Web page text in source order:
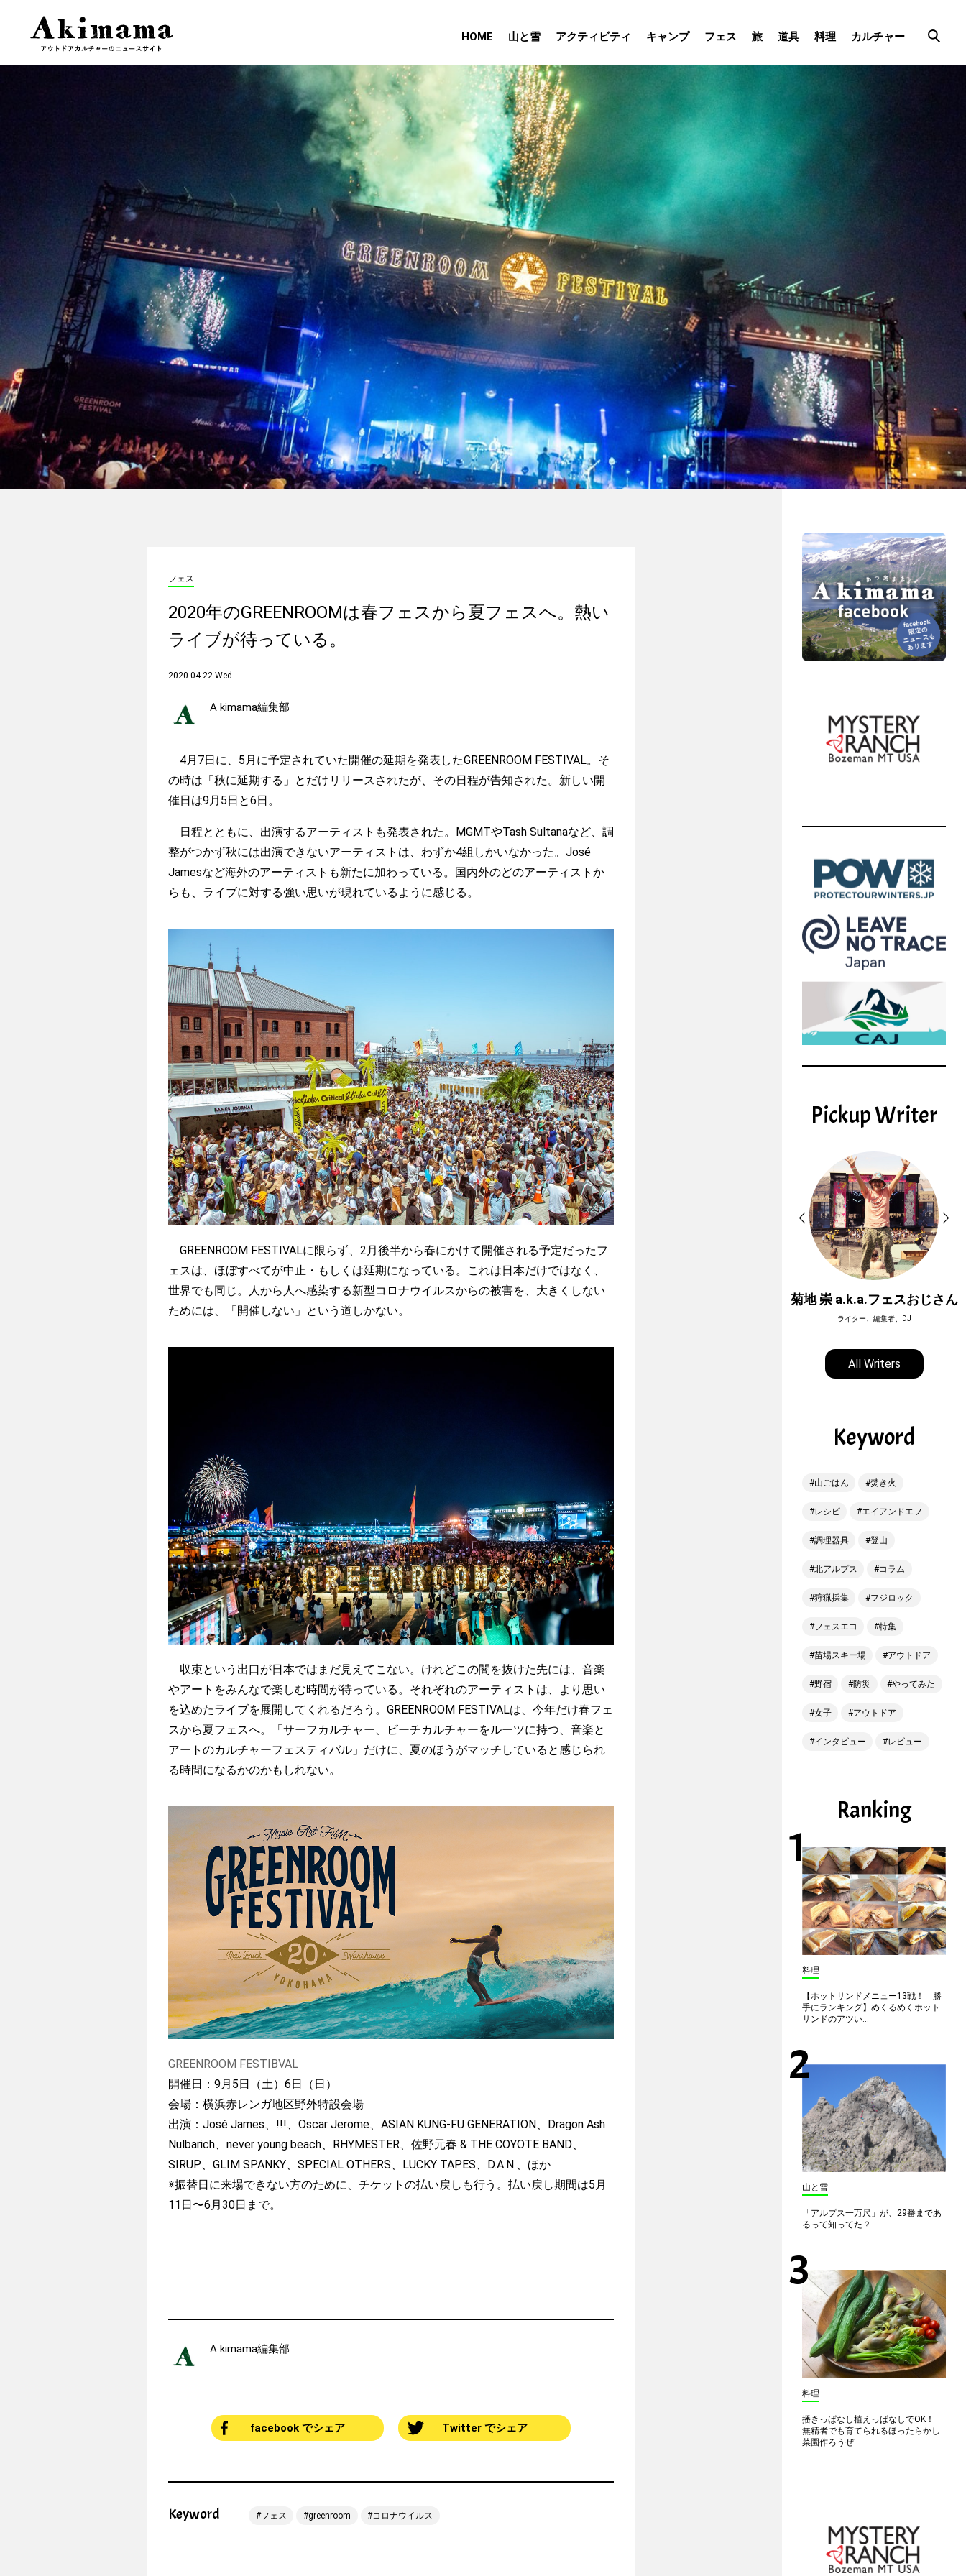
HOME 山と雪 アクティビティ キャンプ フェス 旅 道具 料理 カルチャー
フェス
2020年のGREENROOMは春フェスから夏フェスへ。熱い
ライブが待っている。
2020.04.22 Wed
A kimama編集部
4月7日に、5月に予定されていた開催の延期を発表したGREENROOM FESTIVAL。そ
の時は「秋に延期する」とだけリリースされたが、その日程が告知された。新しい開
催日は9月5日と6日。
日程とともに、出演するアーティストも発表された。MGMTやTash Sultanaなど、調
整がつかず秋には出演できないアーティストは、わずか4組しかいなかった。José
Jamesなど海外のアーティストも新たに加わっている。国内外のどのアーティストか
らも、ライブに対する強い思いが現れているように感じる。
GREENROOM FESTIVALに限らず、2月後半から春にかけて開催される予定だったフ
ェスは、ほぼすべてが中止・もしくは延期になっている。これは日本だけではなく、
世界でも同じ。人から人へ感染する新型コロナウイルスからの被害を、大きくしない
ためには、「開催しない」という道しかない。
収束という出口が日本ではまだ見えてこない。けれどこの闇を抜けた先には、音楽
やアートをみんなで楽しむ時間が待っている。それぞれのアーティストは、より思い
を込めたライブを展開してくれるだろう。GREENROOM FESTIVALは、今年だけ春フェ
スから夏フェスへ。「サーフカルチャー、ビーチカルチャーをルーツに持つ、音楽と
アートのカルチャーフェスティバル」だけに、夏のほうがマッチしていると感じられ
る時間になるかのかもしれない。
GREENROOM FESTIBVAL
開催日：9月5日（土）6日（日）
会場：横浜赤レンガ地区野外特設会場
出演：José James、!!!、Oscar Jerome、ASIAN KUNG-FU GENERATION、Dragon Ash
Nulbarich、never young beach、RHYMESTER、佐野元春 & THE COYOTE BAND、
SIRUP、GLIM SPANKY、SPECIAL OTHERS、LUCKY TAPES、D.A.N.、ほか
※振替日に来場できない方のために、チケットの払い戻しも行う。払い戻し期間は5月
11日〜6月30日まで。
A kimama編集部
facebook でシェア Twitter でシェア
Keyword フェス greenroom コロナウイルス
Pickup Writer
渡辺信吾 菊地 崇 a.k.a.フェスおじさん
ライター、編集者、DJ
All Writers
Keyword
山ごはん 焚き火
レシピ エイアンドエフ
調理器具 登山
北アルプス コラム
狩猟採集 フジロック
フェスエコ 特集
苗場スキー場 アウトドア
野宿 防災 やってみた
女子 アウトドア
インタビュー レビュー
Ranking
料理
【ホットサンドメニュー13戦！ 勝
手にランキング】めくるめくホット
サンドのアツい...
山と雪
「アルプス一万尺」が、29番まであ
るって知ってた？
料理
播きっぱなし植えっぱなしでOK！
無精者でも育てられるほったらかし
菜園作ろうぜ